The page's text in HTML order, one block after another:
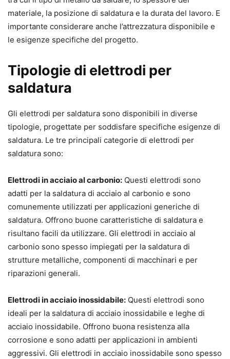
materiale, la posizione di saldatura e la durata del lavoro. E
importante considerare anche l’attrezzatura disponibile e
le esigenze specifiche del progetto.
Tipologie di elettrodi per
saldatura
Gli elettrodi per saldatura sono disponibili in diverse
tipologie, progettate per soddisfare specifiche esigenze di
saldatura. Le tre principali categorie di elettrodi per
saldatura sono:
Elettrodi in acciaio al carbonio: Questi elettrodi sono
adatti per la saldatura di acciaio al carbonio e sono
comunemente utilizzati per applicazioni generiche di
saldatura. Offrono buone caratteristiche di saldatura e
risultano facili da utilizzare. Gli elettrodi in acciaio al
carbonio sono spesso impiegati per la saldatura di
strutture metalliche, componenti di macchinari e per
riparazioni generali.
Elettrodi in acciaio inossidabile: Questi elettrodi sono
ideali per la saldatura di acciaio inossidabile e leghe di
acciaio inossidabile. Offrono buona resistenza alla
corrosione e sono adatti per applicazioni in ambienti
aggressivi. Gli elettrodi in acciaio inossidabile sono spesso